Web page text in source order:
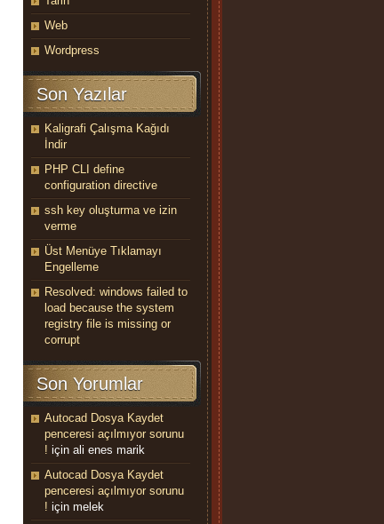
Web
Wordpress
Son Yazılar
Kaligrafi Çalışma Kağıdı
İndir
PHP CLI define
configuration directive
ssh key oluşturma ve izin
verme
Üst Menüye Tıklamayı
Engelleme
Resolved: windows failed to
load because the system
registry file is missing or
corrupt
Son Yorumlar
Autocad Dosya Kaydet
penceresi açılmıyor sorunu
! için ali enes marik
Autocad Dosya Kaydet
penceresi açılmıyor sorunu
! için melek